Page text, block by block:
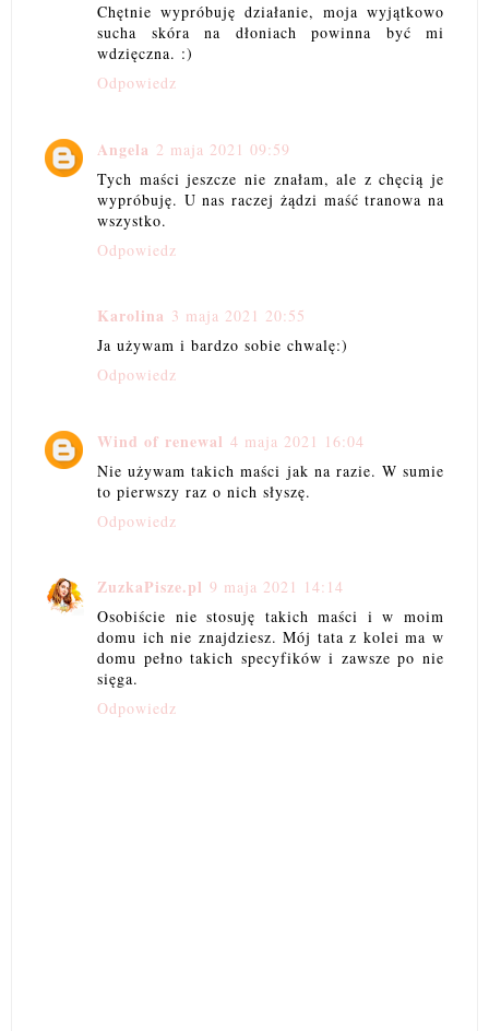
Chętnie wypróbuję działanie, moja wyjątkowo
sucha skóra na dłoniach powinna być mi
wdzięczna. :)
Odpowiedz
Angela 2 maja 2021 09:59
Tych maści jeszcze nie znałam, ale z chęcią je
wypróbuję. U nas raczej żądzi maść tranowa na
wszystko.
Odpowiedz
Karolina 3 maja 2021 20:55
Ja używam i bardzo sobie chwalę:)
Odpowiedz
Wind of renewal 4 maja 2021 16:04
Nie używam takich maści jak na razie. W sumie
to pierwszy raz o nich słyszę.
Odpowiedz
ZuzkaPisze.pl 9 maja 2021 14:14
Osobiście nie stosuję takich maści i w moim
domu ich nie znajdziesz. Mój tata z kolei ma w
domu pełno takich specyfików i zawsze po nie
sięga.
Odpowiedz